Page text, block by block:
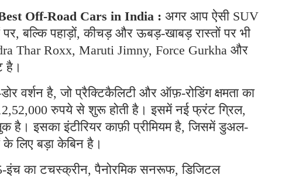
Off-Road Cars in India : अगर आप ऐसी SUV
बल्कि पहाड़ों, कीचड़ और ऊबड़-खाबड़ रास्तों पर भी
Thar Roxx, Maruti Jimny, Force Gurkha और
है।
वर्शन है, जो प्रैक्टिकैलिटी और ऑफ़-रोडिंग क्षमता का
रुपये से शुरू होती है। इसमें नई फ्रंट ग्रिल,
है। इसका इंटीरियर काफ़ी प्रीमियम है, जिसमें डुअल-
के लिए बड़ा केबिन है।
इंच का टचस्क्रीन, पैनोरमिक सनरूफ, डिजिटल